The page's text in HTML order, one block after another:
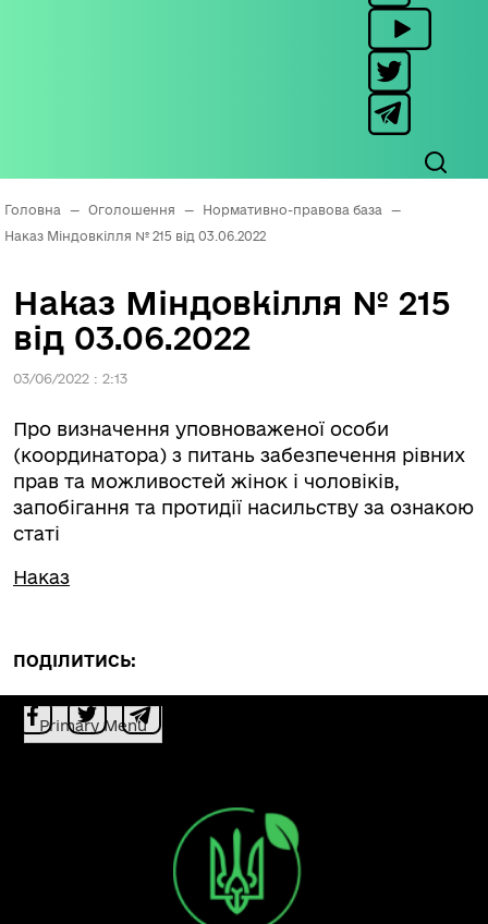
Головна — Оголошення — Нормативно-правова база
—
Наказ Міндовкілля № 215 від 03.06.2022
Наказ Міндовкілля № 215
від 03.06.2022
03/06/2022 : 2:13
Про визначення уповноваженої особи
(координатора) з питань забезпечення рівних
прав та можливостей жінок і чоловіків,
запобігання та протидії насильству за ознакою
статі
Наказ
ПОДІЛИТИСЬ:
Primary Menu